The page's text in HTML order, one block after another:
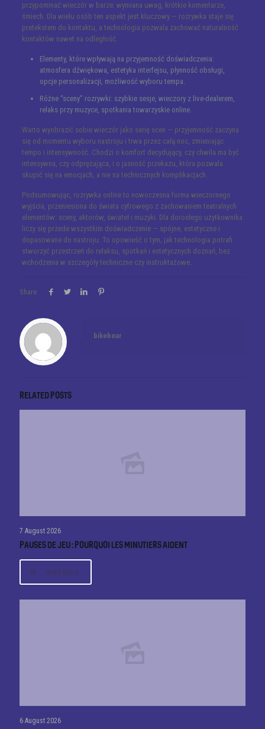
przypominać wieczór w barze: wymiana uwag, krótkie komentarze,
śmiech. Dla wielu osób ten aspekt jest kluczowy — rozrywka staje się
pretekstem do kontaktu, a technologia pozwala zachować naturalność
kontaktów nawet na odległość.
Elementy, które wpływają na przyjemność doświadczenia:
atmosfera dźwiękowa, estetyka interfejsu, płynność obsługi,
opcje personalizacji, możliwość wyboru tempa.
Różne “sceny” rozrywki: szybkie sesje, wieczory z live-dealerem,
relaks przy muzyce, spotkania towarzyskie online.
Warto wyobrazić sobie wieczór jako serię scen — przyjemność zaczyna
się od momentu wyboru nastroju i trwa przez całą noc, zmieniając
tempo i intensywność. Chodzi o komfort decydujący, czy chwila ma być
intensywna, czy odprężająca, i o jasność przekazu, która pozwala
skupić się na emocjach, a nie na technicznych komplikacjach.
Podsumowując, rozrywka online to nowoczesna forma wieczornego
wyjścia, przeniesiona do świata cyfrowego z zachowaniem teatralnych
elementów: sceny, aktorów, świateł i muzyki. Dla dorosłego użytkownika
liczy się przede wszystkim doświadczenie — spójne, estetyczne i
dopasowane do nastroju. To opowieść o tym, jak technologia potrafi
stworzyć przestrzeń do relaksu, spotkań i estetycznych doznań, bez
wchodzenia w szczegóły techniczne czy instruktażowe.
Share
bikebear
Related posts
7 August 2026
Pauses de jeu : pourquoi les minutiers aident
Read More
6 August 2026